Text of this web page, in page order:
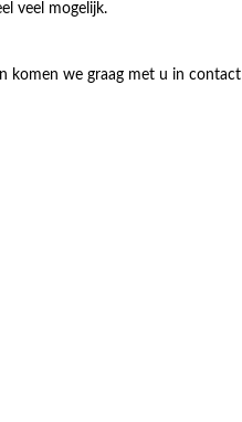
veel mogelijk.
komen we graag met u in contact